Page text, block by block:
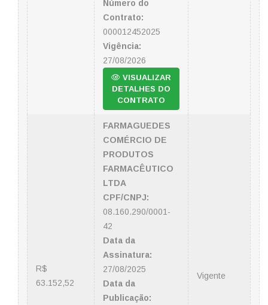
Número do
Contrato:
000012452025
Vigência:
27/08/2026
VISUALIZAR
DETALHES DO
CONTRATO
R$
63.152,52
FARMAGUEDES
COMÉRCIO DE
PRODUTOS
FARMACÊUTICO
LTDA
CPF/CNPJ:
08.160.290/0001-
42
Data da
Assinatura:
27/08/2025
Data da
Publicação:
Vigente